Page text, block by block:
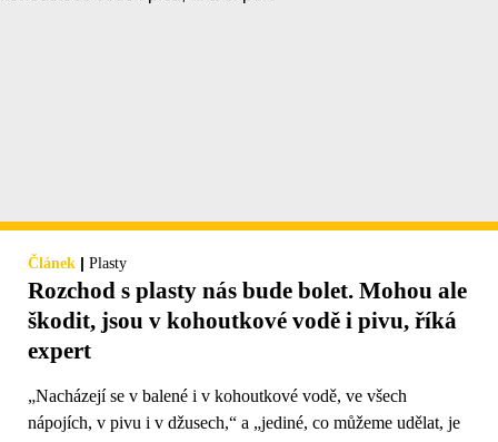
Článek | Plasty
Rozchod s plasty nás bude bolet. Mohou ale
škodit, jsou v kohoutkové vodě i pivu, říká
expert
„Nacházejí se v balené i v kohoutkové vodě, ve všech
nápojích, v pivu i v džusech,“ a „jediné, co můžeme udělat, je